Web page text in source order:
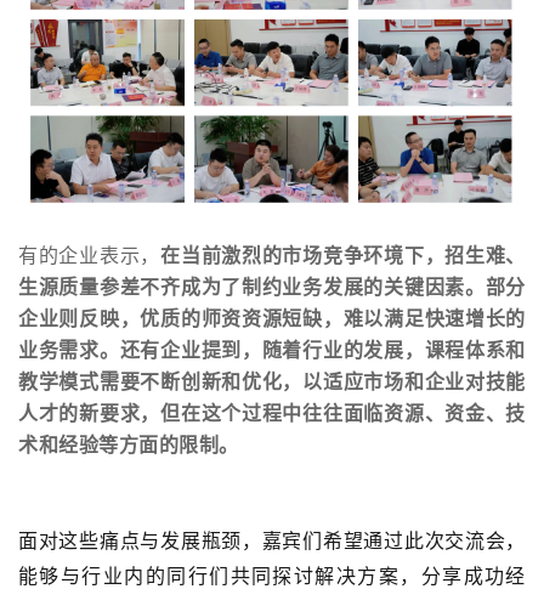
有的企业表示，在当前激烈的市场竞争环境下，招生难、
生源质量参差不齐成为了制约业务发展的关键因素。部分
企业则反映，优质的师资资源短缺，难以满足快速增长的
业务需求。还有企业提到，随着行业的发展，课程体系和
教学模式需要不断创新和优化，以适应市场和企业对技能
人才的新要求，但在这个过程中往往面临资源、资金、技
术和经验等方面的限制。
面对这些痛点与发展瓶颈，嘉宾们希望通过此次交流会，
能够与行业内的同行们共同探讨解决方案，分享成功经